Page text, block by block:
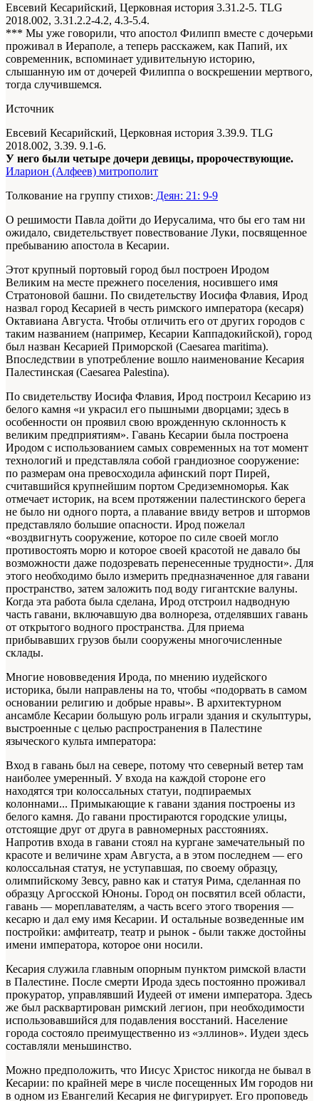
Евсевий Кесарийский, Церковная история 3.31.2-5. TLG
2018.002, 3.31.2.2-4.2, 4.3-5.4.
*** Мы уже говорили, что апостол Филипп вместе с дочерьми
проживал в Иераполе, а теперь расскажем, как Папий, их
современник, вспоминает удивительную историю,
слышанную им от дочерей Филиппа о воскрешении мертвого,
тогда случившемся.
Источник
Евсевий Кесарийский, Церковная история 3.39.9. TLG
2018.002, 3.39. 9.1-6.
У него были четыре дочери девицы, пророчествующие.
Иларион (Алфеев) митрополит
Толкование на группу стихов: Деян: 21: 9-9
О решимости Павла дойти до Иерусалима, что бы его там ни
ожидало, свидетельствует повествование Луки, посвященное
пребыванию апостола в Кесарии.
Этот крупный портовый город был построен Иродом
Великим на месте прежнего поселения, носившего имя
Стратоновой башни. По свидетельству Иосифа Флавия, Ирод
назвал город Кесарией в честь римского императора (кесаря)
Октавиана Августа. Чтобы отличить его от других городов с
таким названием (например, Кесарии Каппадокийской), город
был назван Кесарией Приморской (Caesarea maritima).
Впоследствии в употребление вошло наименование Кесария
Палестинская (Caesarea Palestina).
По свидетельству Иосифа Флавия, Ирод построил Кесарию из
белого камня «и украсил его пышными дворцами; здесь в
особенности он проявил свою врожденную склонность к
великим предприятиям». Гавань Кесарии была построена
Иродом с использованием самых современных на тот момент
технологий и представляла собой грандиозное сооружение:
по размерам она превосходила афинский порт Пирей,
считавшийся крупнейшим портом Средиземноморья. Как
отмечает историк, на всем протяжении палестинского берега
не было ни одного порта, а плавание ввиду ветров и штормов
представляло большие опасности. Ирод пожелал
«воздвигнуть сооружение, которое по силе своей могло
противостоять морю и которое своей красотой не давало бы
возможности даже подозревать перенесенные трудности». Для
этого необходимо было измерить предназначенное для гавани
пространство, затем заложить под воду гигантские валуны.
Когда эта работа была сделана, Ирод отстроил надводную
часть гавани, включавшую два волнореза, отделявших гавань
от открытого водного пространства. Для приема
прибывавших грузов были сооружены многочисленные
склады.
Многие нововведения Ирода, по мнению иудейского
историка, были направлены на то, чтобы «подорвать в самом
основании религию и добрые нравы». В архитектурном
ансамбле Кесарии большую роль играли здания и скульптуры,
выстроенные с целью распространения в Палестине
языческого культа императора:
Вход в гавань был на севере, потому что северный ветер там
наиболее умеренный. У входа на каждой стороне его
находятся три колоссальных статуи, подпираемых
колоннами... Примыкающие к гавани здания построены из
белого камня. До гавани простираются городские улицы,
отстоящие друг от друга в равномерных расстояниях.
Напротив входа в гавани стоял на кургане замечательный по
красоте и величине храм Августа, а в этом последнем — его
колоссальная статуя, не уступавшая, по своему образцу,
олимпийскому Зевсу, равно как и статуя Рима, сделанная по
образцу Аргосской Юноны. Город он посвятил всей области,
гавань — мореплавателям, а часть всего этого творения —
кесарю и дал ему имя Кесарии. И остальные возведенные им
постройки: амфитеатр, театр и рынок - были также достойны
имени императора, которое они носили.
Кесария служила главным опорным пунктом римской власти
в Палестине. После смерти Ирода здесь постоянно проживал
прокуратор, управлявший Иудеей от имени императора. Здесь
же был расквартирован римский легион, при необходимости
использовавшийся для подавления восстаний. Население
города состояло преимущественно из «эллинов». Иудеи здесь
составляли меньшинство.
Можно предположить, что Иисус Христос никогда не бывал в
Кесарии: по крайней мере в числе посещенных Им городов ни
в одном из Евангелий Кесария не фигурирует. Его проповедь